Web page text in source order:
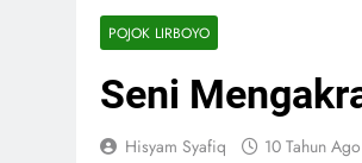
POJOK LIRBOYO
Seni
Hisyam Syafiq 10 Tahun Ago